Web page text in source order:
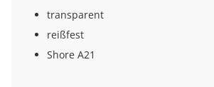
transparent
reißfest
Shore A21